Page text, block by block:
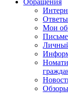
Обращения
Мои